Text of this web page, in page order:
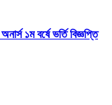
১ম বর্ষে ভর্তি বিজ্ঞপ্তি